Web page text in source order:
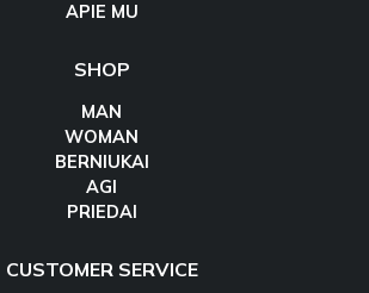
APIE MU
SHOP
MAN
WOMAN
BERNIUKAI
AGI
PRIEDAI
CUSTOMER SERVICE